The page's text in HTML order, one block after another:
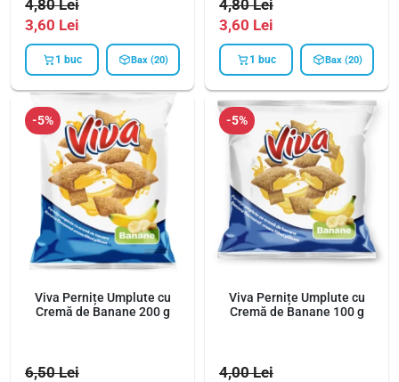
4,80Lei
3,60 Lei
1 buc Bax (20)
4,80Lei
3,60 Lei
1 buc Bax (20)
-5%
Viva Pernițe Umplute cu
Cremă de Banane 200 g
6,50Lei
-5%
Viva Pernițe Umplute cu
Cremă de Banane 100 g
4,00Lei